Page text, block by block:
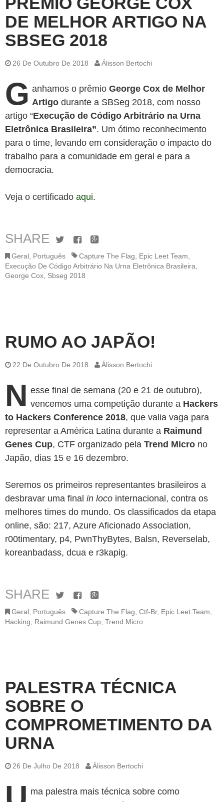
DE MELHOR ARTIGO NA
SBSEG 2018
26 De Outubro De 2018 Álisson Bertochi
G anhamos o prêmio George Cox de Melhor
Artigo durante a SBSeg 2018, com nosso
artigo “Execução de Código Arbitrário na Urna
Eletrônica Brasileira”. Um ótimo reconhecimento
para o time, levando em consideração o impacto do
trabalho para a comunidade em geral e para a
democracia.
Veja o certificado aqui.
SHARE TwitterFacebook
Google+
Geral Português Capture The Flag Epic Leet Team
Execução De Código Arbitrário Na Urna Eletrônica Brasileira
George Cox Sbseg 2018
RUMO AO JAPÃO!
22 De Outubro De 2018 Álisson Bertochi
N esse final de semana (20 e 21 de outubro),
vencemos uma competição durante a Hackers
to Hackers Conference 2018, que valia vaga para
representar a América Latina durante a Raimund
Genes Cup, CTF organizado pela Trend Micro no
Japão, dias 15 e 16 dezembro.
Seremos os primeiros representantes brasileiros a
desbravar uma final in loco internacional, contra os
melhores times do mundo. Os classificados da etapa
online, são: 217, Azure Aficionado Association,
r00timentary, p4, PwnThyBytes, Balsn, Reverselab,
koreanbadass, dcua e r3kapig.
SHARE TwitterFacebook
Google+
Geral Português Capture The Flag Ctf-Br, Epic Leet Team
Hacking
Raimund Genes Cup Trend Micro
PALESTRA TÉCNICA
SOBRE O
COMPROMETIMENTO DA
URNA
26 De Julho De 2018 Álisson Bertochi
ma palestra mais técnica sobre como